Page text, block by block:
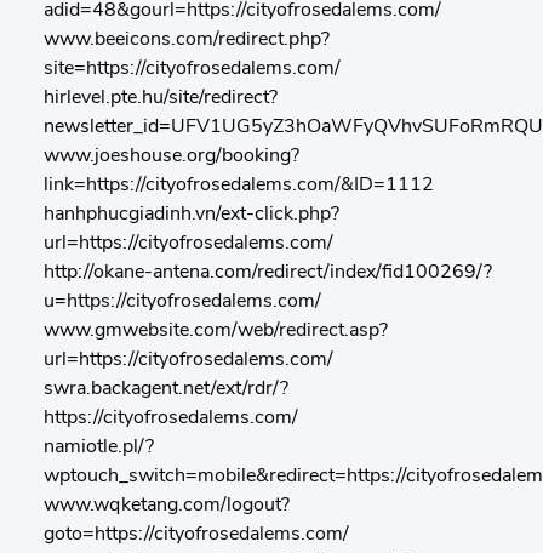
adid=48&gourl=https://cityofrosedalems.com/
www.beeicons.com/redirect.php?
site=https://cityofrosedalems.com/
hirlevel.pte.hu/site/redirect?
www.joeshouse.org/booking?
link=https://cityofrosedalems.com/&ID=1112
hanhphucgiadinh.vn/ext-click.php?
url=https://cityofrosedalems.com/
http://okane-antena.com/redirect/index/fid100269/?
u=https://cityofrosedalems.com/
www.gmwebsite.com/web/redirect.asp?
url=https://cityofrosedalems.com/
swra.backagent.net/ext/rdr/?
https://cityofrosedalems.com/
namiotle.pl/?
wptouch_switch=mobile&redirect=https://
www.wqketang.com/logout?
goto=https://cityofrosedalems.com/